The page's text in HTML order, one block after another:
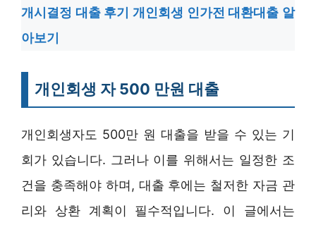
개시결정 대출 후기 개인회생 인가전 대환대출 알
아보기
개인회생 자 500 만원 대출
개인회생자도 500만 원 대출을 받을 수 있는 기
회가 있습니다. 그러나 이를 위해서는 일정한 조
건을 충족해야 하며, 대출 후에는 철저한 자금 관
리와 상환 계획이 필수적입니다. 이 글에서는